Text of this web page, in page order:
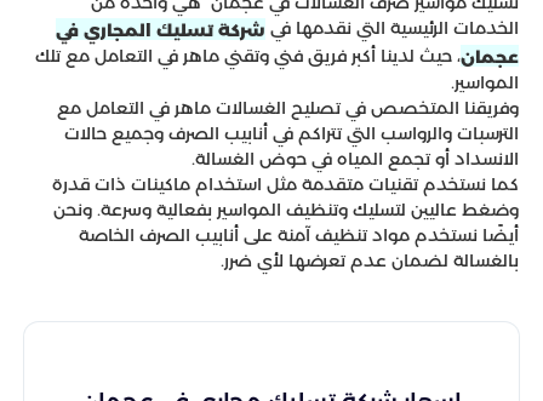
الخدمات الرئيسية التي نقدمها في شركة تسليك المجاري في
عجمان، حيث لدينا أكبر فريق فني وتقني ماهر في التعامل مع تلك
المواسير.
وفريقنا المتخصص في تصليح الغسالات ماهر في التعامل مع
الترسبات والرواسب التي تتراكم في أنابيب الصرف وجميع حالات
الانسداد أو تجمع المياه في حوض الغسالة.
كما نستخدم تقنيات متقدمة مثل استخدام ماكينات ذات قدرة
وضغط عاليين لتسليك وتنظيف المواسير بفعالية وسرعة. ونحن
أيضًا نستخدم مواد تنظيف آمنة على أنابيب الصرف الخاصة
بالغسالة لضمان عدم تعرضها لأي ضرر.